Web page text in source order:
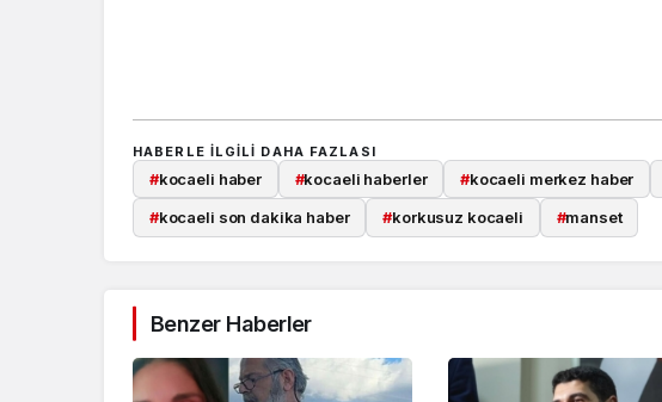
HABERLE ILGILI DAHA FAZLASI
#kocaeli haber #kocaeli haberler #kocaeli merkez haber
#kocaeli son dakika haber #korkusuz kocaeli #manset
Benzer Haberler